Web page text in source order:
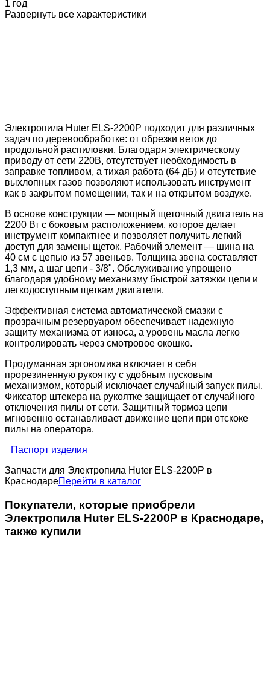
1 год
Развернуть все характеристики
Электропила Huter ELS-2200P подходит для различных
задач по деревообработке: от обрезки веток до
продольной распиловки. Благодаря электрическому
приводу от сети 220В, отсутствует необходимость в
заправке топливом, а тихая работа (64 дБ) и отсутствие
выхлопных газов позволяют использовать инструмент
как в закрытом помещении, так и на открытом воздухе.
В основе конструкции — мощный щеточный двигатель на
2200 Вт с боковым расположением, которое делает
инструмент компактнее и позволяет получить легкий
доступ для замены щеток. Рабочий элемент — шина на
40 см с цепью из 57 звеньев. Толщина звена составляет
1,3 мм, а шаг цепи - 3/8". Обслуживание упрощено
благодаря удобному механизму быстрой затяжки цепи и
легкодоступным щеткам двигателя.
Эффективная система автоматической смазки с
прозрачным резервуаром обеспечивает надежную
защиту механизма от износа, а уровень масла легко
контролировать через смотровое окошко.
Продуманная эргономика включает в себя
прорезиненную рукоятку с удобным пусковым
механизмом, который исключает случайный запуск пилы.
Фиксатор штекера на рукоятке защищает от случайного
отключения пилы от сети. Защитный тормоз цепи
мгновенно останавливает движение цепи при отскоке
пилы на оператора.
Паспорт изделия
Запчасти для Электропила Huter ELS-2200P в
КраснодареПерейти в каталог
Покупатели, которые приобрели
Электропила Huter ELS-2200P в Краснодаре,
также купили